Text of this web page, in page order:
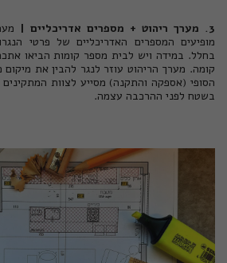
3. מערך ריהוט + מספרים אדריכליים |
מופיעים המספרים האדריכליים של פרטי
בחלל. במידה ויש לבית מספר קומות הביאו
קומה. מערך הריהוט עוזר לנגר להבין את
הסופי (אספקה והתקנה) מסייע לצוות
בשטח לפני ההרכבה עצמה.